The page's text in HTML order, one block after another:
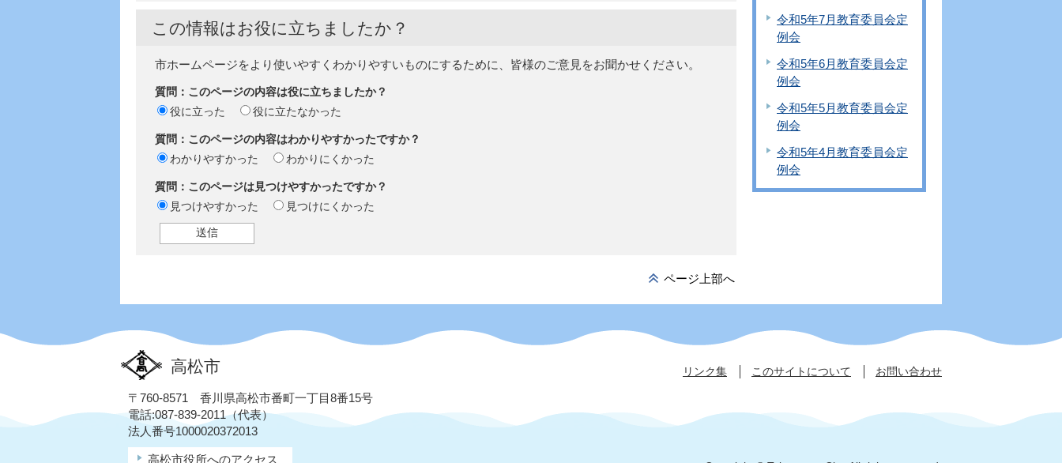
この情報はお役に立ちましたか？
市ホームページをより使いやすくわかりやすいものにするために、皆様のご意見をお聞かせください。
質問：このページの内容は役に立ちましたか？
役に立った
役に立たなかった
質問：このページの内容はわかりやすかったですか？
わかりやすかった
わかりにくかった
質問：このページは見つけやすかったですか？
見つけやすかった
見つけにくかった
ページ上部へ
令和5年7月教育委員会定
例会
令和5年6月教育委員会定
例会
令和5年5月教育委員会定
例会
令和5年4月教育委員会定
例会
高松市
〒760-8571 香川県高松市番町一丁目8番15号
電話:087-839-2011（代表）
法人番号1000020372013
高松市役所へのアクセス
リンク集 このサイトについて お問い合わせ